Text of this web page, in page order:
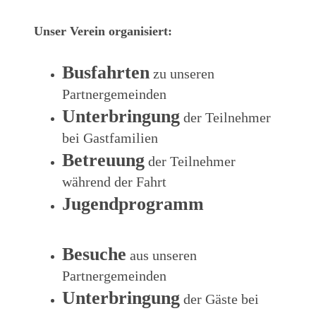
Unser Verein organisiert:
Busfahrten zu unseren
Partnergemeinden
Unterbringung der Teilnehmer
bei Gastfamilien
Betreuung der Teilnehmer
während der Fahrt
Jugendprogramm
Besuche aus unseren
Partnergemeinden
Unterbringung der Gäste bei